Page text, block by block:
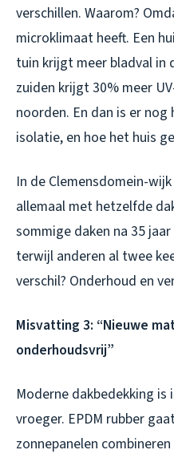
verschillen. Waarom?
microklimaat heeft. Een
tuin krijgt meer bladval in
zuiden krijgt 30% meer
noorden. En dan is er
isolatie, en hoe het huis
In de Clemensdomein-
allemaal met hetzelfde
sommige daken na 35
terwijl anderen al twee
verschil? Onderhoud en
Misvatting 3: “Nieuwe
onderhoudsvrij”
Moderne dakbedekking
vroeger. EPDM rubber
zonnepanelen